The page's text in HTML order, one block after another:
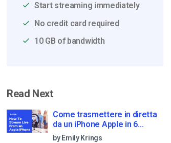
Start streaming immediately
No credit card required
10 GB of bandwidth
Read Next
Come trasmettere in diretta
da un iPhone Apple in 6
semplici passi
by Emily Krings